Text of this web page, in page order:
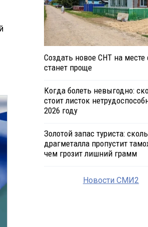
Создать новое СНТ на месте
станет проще
Когда болеть невыгодно:
стоит листок
2026 году
Золотой запас туриста:
драгметалла пропустит
чем грозит лишний грамм
Новости СМИ2